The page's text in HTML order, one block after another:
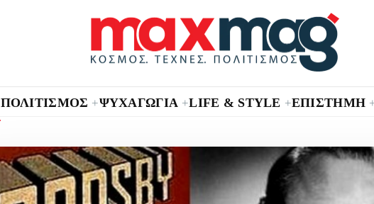
ΠΟΛΙΤΙΣΜΟΣ +ΨΥΧΑΓΩΓΙΑ +LIFE & STYLE +ΕΠΙΣΤΗΜΗ